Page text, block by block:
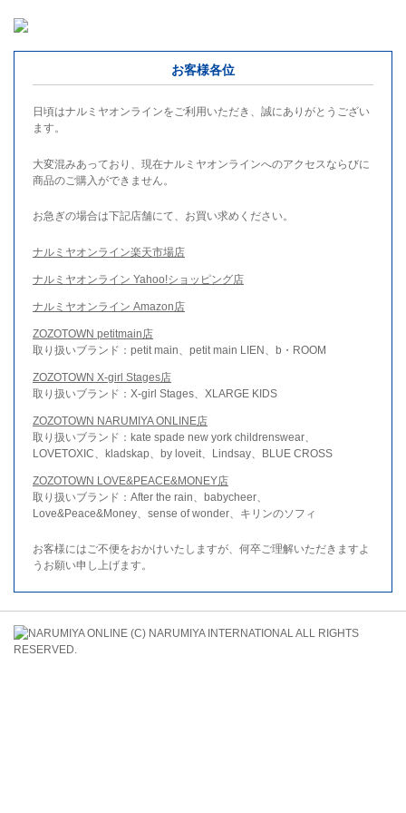
お客様各位
日頃はナルミヤオンラインをご利用いただき、誠にありがとうござい
ます。
大変混みあっており、現在ナルミヤオンラインへのアクセスならびに
商品のご購入ができません。
お急ぎの場合は下記店舗にて、お買い求めください。
ナルミヤオンライン楽天市場店
ナルミヤオンライン Yahoo!ショッピング店
ナルミヤオンライン Amazon店
ZOZOTOWN petitmain店
取り扱いブランド：petit main、petit main LIEN、b・ROOM
ZOZOTOWN X-girl Stages店
取り扱いブランド：X-girl Stages、XLARGE KIDS
ZOZOTOWN NARUMIYA ONLINE店
取り扱いブランド：kate spade new york childrenswear、
LOVETOXIC、kladskap、by loveit、Lindsay、BLUE CROSS
ZOZOTOWN LOVE&PEACE&MONEY店
取り扱いブランド：After the rain、babycheer、
Love&Peace&Money、sense of wonder、キリンのソフィ
お客様にはご不便をおかけいたしますが、何卒ご理解いただきますよ
うお願い申し上げます。